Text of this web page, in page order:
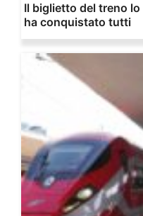
Il biglietto del treno lo
ha conquistato tutti